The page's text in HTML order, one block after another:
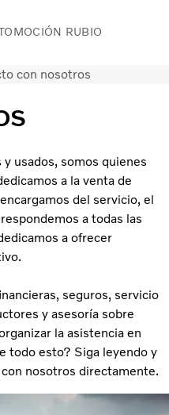
RUBIO
con nosotros
usados, somos quienes
a la venta de
del servicio, el
a todas las
a ofrecer
seguros, servicio
y asesoría sobre
la asistencia en
todo esto? Siga leyendo y
nosotros directamente.